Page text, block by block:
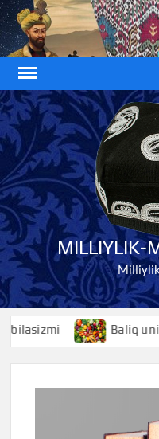
Skip
to
content
MILLIYLIK-
Baliq uni